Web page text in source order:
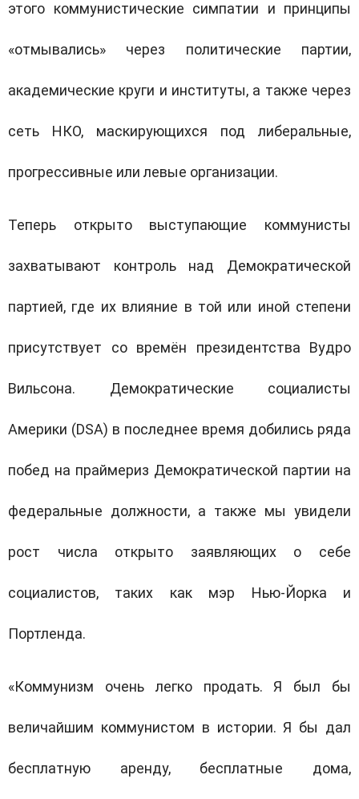
этого коммунистические симпатии и принципы
«отмывались» через политические партии,
академические круги и институты, а также через
сеть НКО, маскирующихся под либеральные,
прогрессивные или левые организации.
Теперь открыто выступающие коммунисты
захватывают контроль над Демократической
партией, где их влияние в той или иной степени
присутствует со времён президентства Вудро
Вильсона. Демократические социалисты
Америки (DSA) в последнее время добились ряда
побед на праймериз Демократической партии на
федеральные должности, а также мы увидели
рост числа открыто заявляющих о себе
социалистов, таких как мэр Нью-Йорка и
Портленда.
«Коммунизм очень легко продать. Я был бы
величайшим коммунистом в истории. Я бы дал
бесплатную аренду, бесплатные дома,